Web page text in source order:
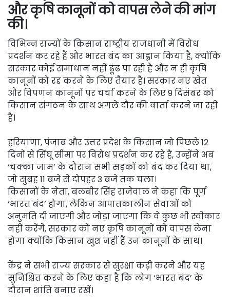
और कृषि कानूनों को वापस लेने की मांग
की।
विभिन्न राज्यों के किसान राष्ट्रीय राजधानी में विरोध
प्रदर्शन कर रहे हैं और भारत बंद का आह्वान किया है, क्योंकि
सरकार कोई समाधान नहीं ढूंढ पा रही है और न ही कृषि
कानूनों को रद्द करने के लिए तैयार है। सरकार नए खेत
और विपणन कानूनों पर चर्चा करने के लिए 9 दिसंबर को
किसान संगठन के साथ अगले दौर की वार्ता करने जा रही
है।
हरियाणा, पंजाब और उत्तर प्रदेश के किसान जो पिछले 12
दिनों से सिंघू सीमा पर विरोध प्रदर्शन कर रहे हैं, उन्होंने अब
‘चक्का जाम’ के दौरान सभी सड़कों को बंद कर दिया था,
जो सुबह 11 बजे से दोपहर 3 बजे तक चला।
किसानों के नेता, बलबीर सिंह राजेवाल ने कहा कि पूर्ण
‘भारत बंद’ होगा, लेकिन आपातकालीन सेवाओं को
अनुमति दी जाएगी और जोड़ा जाएगा कि वे कुछ भी स्वीकार
नहीं करेंगे, सरकार को नए कृषि कानूनों को वापस लेना
होगा क्योंकि किसान खुश नहीं हैं उन कानूनों के साथ।
केंद्र ने सभी राज्य सरकार से सुरक्षा कड़ी करने और यह
सुनिश्चित करने के लिए कहा है कि लोग ‘भारत बंद’ के
दौरान शांति बनाए रखें।